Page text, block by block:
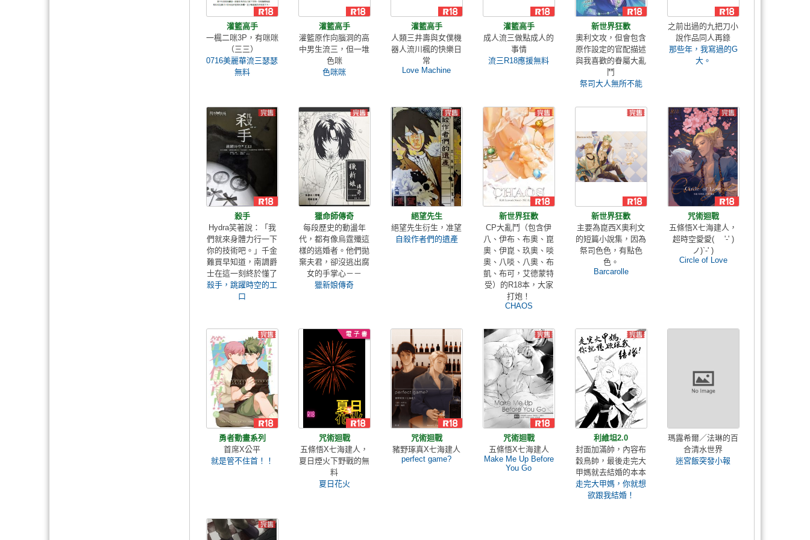
灌籃高手
一楓二咪3P，有咪咪
（三三）
0716美麗華流三瑟瑟
無料
灌籃高手
灌籃原作向腦洞的高
中男生流三，但一堆
色咪
色咪咪
灌籃高手
人類三井壽與女僕機
器人流川楓的快樂日
常
Love Machine
灌籃高手
成人流三做點成人的
事情
流三R18應援無料
新世界狂歡
奧利文攻，但會包含
原作設定的官配描述
與我喜歡的眷屬大亂
鬥
祭司大人無所不能
之前出過的九把刀小
說作品同人再錄
那些年，我寫過的G
大。
殺手
Hydra笑著說：「我
們就來身體力行一下
你的技術吧。」千金
難買早知道，南調爵
士在這一刻終於懂了
殺手，跳躍時空的工
口
獵命師傳奇
每段歷史的動盪年
代，都有像烏霆殲這
樣的逃婚者。他們拋
棄夫君，卻沒逃出腐
女的手掌心－－
獵新娘傳奇
絕望先生
絕望先生衍生，准望
自殺作者們的遺產
新世界狂歡
CP大亂鬥（包含伊
八、伊布、布奧、崑
奧、伊崑、玖奧、啖
奧、八啖、八奧、布
凱、布可，艾德蒙特
受）的R18本，大家
打炮！
CHAOS
新世界狂歡
主要為崑西X奧利文
的短篇小說集，因為
祭司色色，有點色
色。
Barcarolle
咒術迴戰
五條悟X七海建人，
超時空愛愛( '-' )
ノ)`-' )
Circle of Love
勇者動畫系列
首席X公平
就是管不住首！！
咒術迴戰
五條悟X七海建人，
夏日煙火下野戰的無
料
夏日花火
咒術迴戰
豬野琢真X七海建人
perfect game?
咒術迴戰
五條悟X七海建人
Make Me Up Before
You Go
利維坦2.0
封面加滿帥，內容布
穀鳥帥，最後走完大
甲媽就去結婚的本本
走完大甲媽，你就想
欲跟我結婚！
瑪露希爾／法琳的百
合清水世界
迷宮飯突發小報